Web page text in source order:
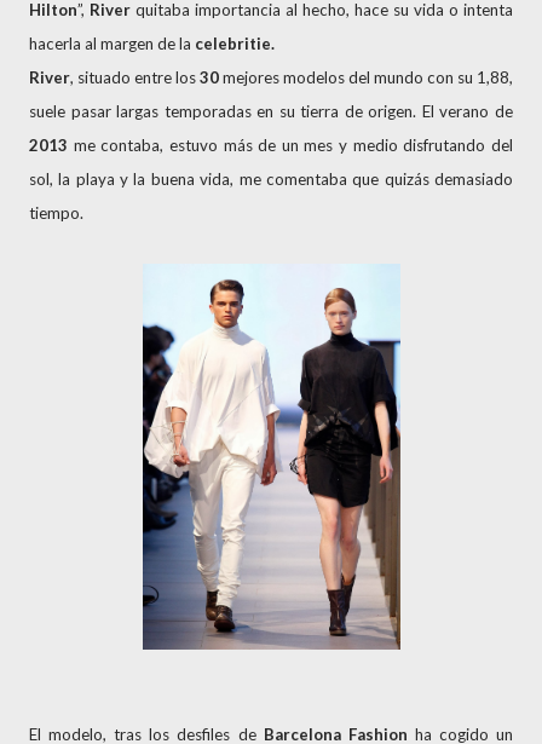
Hilton”, River quitaba importancia al hecho, hace su vida o intenta
hacerla al margen de la celebritie.
River, situado entre los30mejores modelos del mundo con su 1,88,
suele pasar largas temporadas en su tierra de origen. El verano de
2013 me contaba, estuvo más de un mes y medio disfrutando del
sol, la playa y la buena vida, me comentaba que quizás demasiado
tiempo.
El modelo, tras los desfiles deBarcelona Fashion ha cogido un